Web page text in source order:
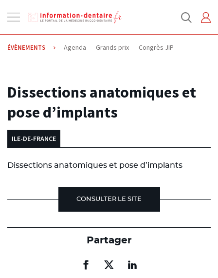
la
navigation
ÉVÈNEMENTS Agenda Grands prix Congrès JIP
03.10.2013
Dissections anatomiques et
pose d’implants
ILE-DE-FRANCE
Dissections anatomiques et pose d’implants
CONSULTER LE SITE
Partager
PartagerPartagerPartager